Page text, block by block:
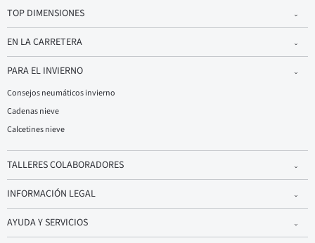
TOP DIMENSIONES
EN LA CARRETERA
PARA EL INVIERNO
Consejos neumáticos invierno
Cadenas nieve
Calcetines nieve
TALLERES COLABORADORES
INFORMACIÓN LEGAL
AYUDA Y SERVICIOS